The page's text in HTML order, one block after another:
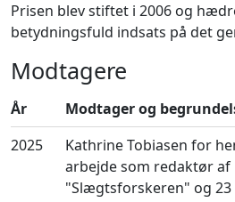
Prisen blev stiftet i 2006 og
betydningsfuld indsats på det
Modtagere
År
Modtager og
2025
Kathrine Tobiasen for
arbejde som redaktør af
"Slægtsforskeren" og